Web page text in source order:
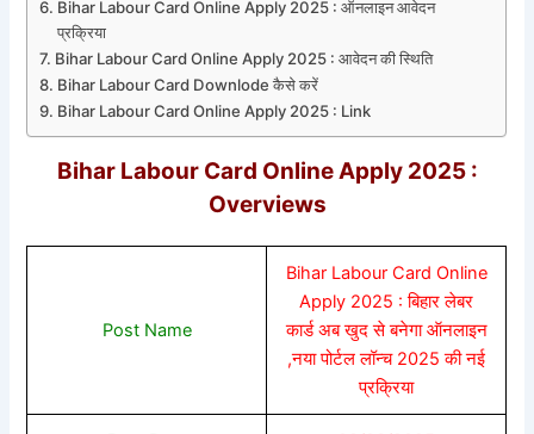
Bihar Labour Card Online Apply 2025 : ऑनलाइन आवेदन
प्रक्रिया
Bihar Labour Card Online Apply 2025 : आवेदन की स्थिति
Bihar Labour Card Downlode कैसे करें
Bihar Labour Card Online Apply 2025 : Link
Bihar Labour Card Online Apply 2025 :
Overviews
Post Name
Bihar Labour Card Online
Apply 2025 : बिहार लेबर
कार्ड अब खुद से बनेगा ऑनलाइन
,नया पोर्टल लॉन्च 2025 की नई
प्रक्रिया